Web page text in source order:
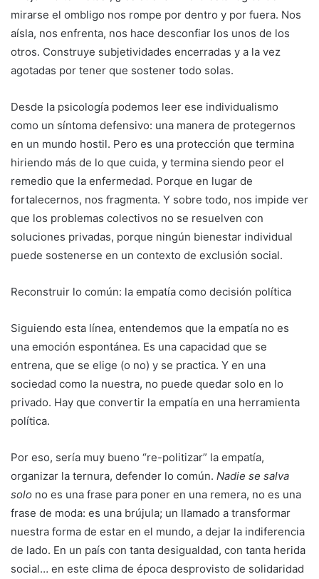
mirarse el ombligo nos rompe por dentro y por fuera. Nos
aísla, nos enfrenta, nos hace desconfiar los unos de los
otros. Construye subjetividades encerradas y a la vez
agotadas por tener que sostener todo solas.
Desde la psicología podemos leer ese individualismo
como un síntoma defensivo: una manera de protegernos
en un mundo hostil. Pero es una protección que termina
hiriendo más de lo que cuida, y termina siendo peor el
remedio que la enfermedad. Porque en lugar de
fortalecernos, nos fragmenta. Y sobre todo, nos impide ver
que los problemas colectivos no se resuelven con
soluciones privadas, porque ningún bienestar individual
puede sostenerse en un contexto de exclusión social.
Reconstruir lo común: la empatía como decisión política
Siguiendo esta línea, entendemos que la empatía no es
una emoción espontánea. Es una capacidad que se
entrena, que se elige (o no) y se practica. Y en una
sociedad como la nuestra, no puede quedar solo en lo
privado. Hay que convertir la empatía en una herramienta
política.
Por eso, sería muy bueno “re-politizar” la empatía,
organizar la ternura, defender lo común. Nadie se salva
solo no es una frase para poner en una remera, no es una
frase de moda: es una brújula; un llamado a transformar
nuestra forma de estar en el mundo, a dejar la indiferencia
de lado. En un país con tanta desigualdad, con tanta herida
social… en este clima de época desprovisto de solidaridad